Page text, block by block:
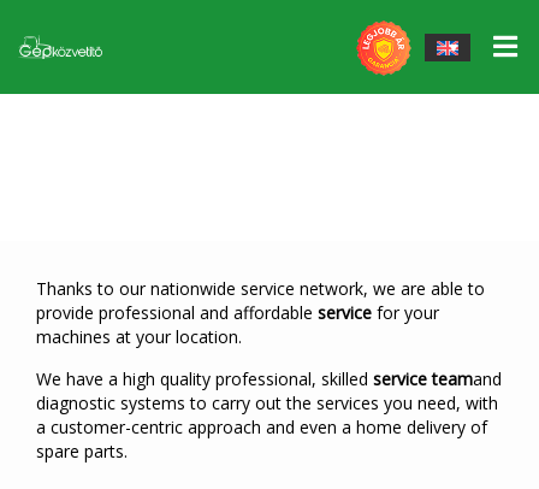
Egyéb erőgépek
QUICKE Forehead louvers, accessories
Fliegl wagons
Fliegl Agrocenter accessories
GÜTTLER soil machinery
Spare parts
Tires / Rims
Guaranteed Buyback Program
Our services
Thanks to our nationwide service network, we are able to
provide professional and affordable service for your
machines at your location.
We have a high quality professional, skilled service teamand
diagnostic systems to carry out the services you need, with
a customer-centric approach and even a home delivery of
spare parts.